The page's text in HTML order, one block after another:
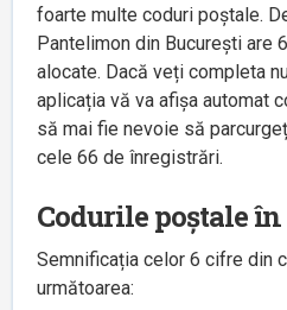
foarte multe coduri poștale.
Pantelimon din București are
alocate. Dacă veți completa
aplicația vă va afișa automat
să mai fie nevoie să
cele 66 de înregistrări.
Codurile poștale
Semnificația celor 6 cifre din
următoarea: